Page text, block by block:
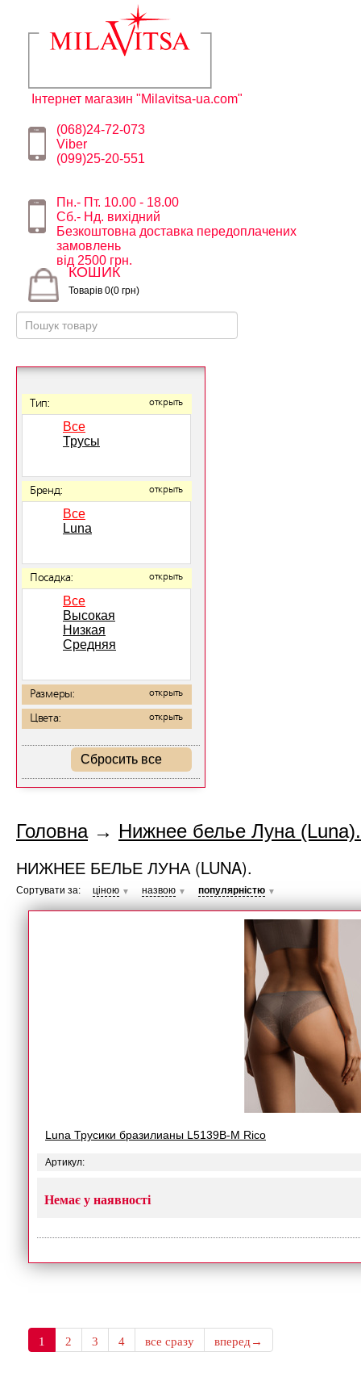
Інтернет магазин "Milavitsa-ua.com"
(068)24-72-073
Viber
(099)25-20-551
Пн.- Пт. 10.00 - 18.00
Сб.- Нд. вихідний
Безкоштовна доставка передоплачених
замовлень
від 2500 грн.
КОШИК
Товарів 0(0 грн)
Тип: открыть
Все
Трусы
Бренд: открыть
Все
Luna
Посадка: открыть
Все
Высокая
Низкая
Средняя
Размеры: открыть
Цвета: открыть
Сбросить все
Головна→ Нижнее белье Луна (Luna).
НИЖНЕЕ БЕЛЬЕ ЛУНА (LUNA).
Сортувати за: ціною ▼ назвою ▼ популярністю ▼
Luna Трусики бразилианы L5139B-M Rico
Артикул:
Немає у наявності
1 2 3 4 все сразу вперед→